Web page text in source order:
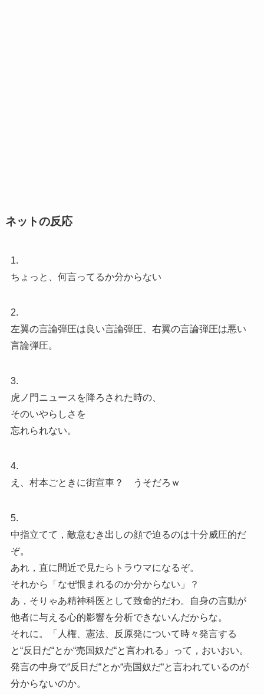
ネットの反応
1.
ちょっと、何言ってるか分からない
2.
左翼の言論弾圧は良い言論弾圧、右翼の言論弾圧は悪い
言論弾圧。
3.
虎ノ門ニュースを降ろされた時の、
そのいやらしさを
忘れられない。
4.
え、村本ごときに街宣車？ うそだろｗ
5.
中指立てて，敵意むき出しの顔で迫るのは十分威圧的だ
ぞ。
あれ，直に間近で見たらトラウマになるぞ。
それから「なぜ恨まれるのか分からない」？
あ，そりゃあ精神科医として致命的だわ。自身の言動が
他者に与える心的影響を分析できないんだからな。
それに。「人権、憲法、反原発について時々発言する
と“反日だ“とか“売国奴だ“と言われる」って，おいおい。
発言の中身で“反日だ“とか“売国奴だ“と言われているのが
分からないのか。